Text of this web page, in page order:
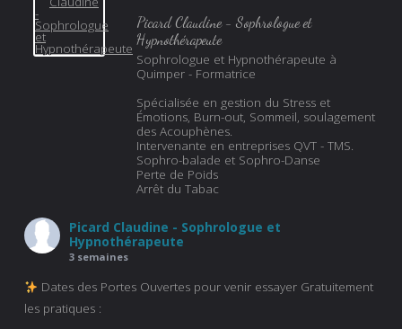
Picard Claudine - Sophrologue et
Hypnothérapeute
Sophrologue et Hypnothérapeute à
Quimper - Formatrice
Spécialisée en gestion du Stress et
Émotions, Burn-out, Sommeil, soulagement
des Acouphènes.
Intervenante en entreprises QVT - TMS.
Sophro-balade et Sophro-Danse
Perte de Poids
Arrêt du Tabac
Picard Claudine - Sophrologue et
Hypnothérapeute
3 semaines
Dates des Portes Ouvertes pour venir essayer Gratuitement
les pratiques :